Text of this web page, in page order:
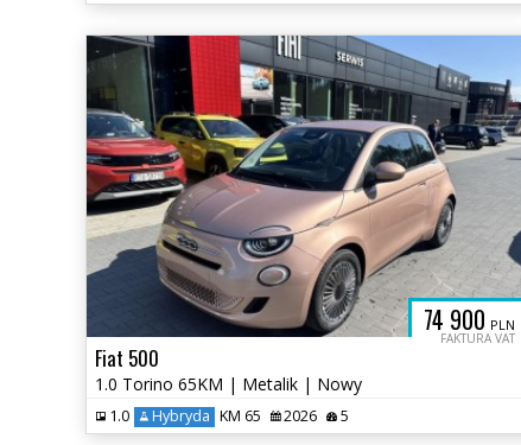
74 900 PLN
FAKTURA VAT
Fiat 500
1.0 Torino 65KM | Metalik | Nowy
1.0 Hybryda KM 65 2026 5